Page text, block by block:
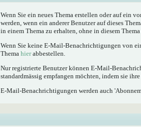
Wenn Sie ein neues Thema erstellen oder auf ein
werden, wenn ein anderer Benutzer auf dieses
in einem Thema zu erhalten, ohne in diesem
Wenn Sie keine E-Mail-Benachrichtigungen von
Thema hierabbestellen.
Nur registrierte Benutzer können E-Mail-
standardmässig empfangen möchten, indem sie ihre
E-Mail-Benachrichtigungen werden auch